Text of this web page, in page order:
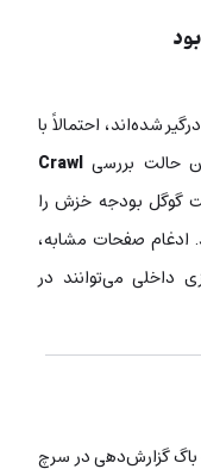
شده‌اند، احتمالاً با
حالت بررسی Crawl
گوگل بودجه خزش را
ادغام صفحات مشابه،
می‌توانند در
باگ گزارش‌دهی در سرچ